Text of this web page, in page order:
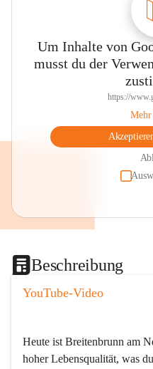
Um Inhalte von
musst du der
https://
Mehr
Beschreibung
YouTube-Video
Heute ist Breitenbrunn am
hoher Lebensqualität, was